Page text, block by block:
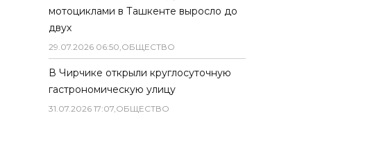
мотоциклами в Ташкенте выросло до
двух
29.07.2026 06:50,ОБЩЕСТВО
В Чирчике открыли круглосуточную
гастрономическую улицу
31.07.2026 17:07,ОБЩЕСТВО